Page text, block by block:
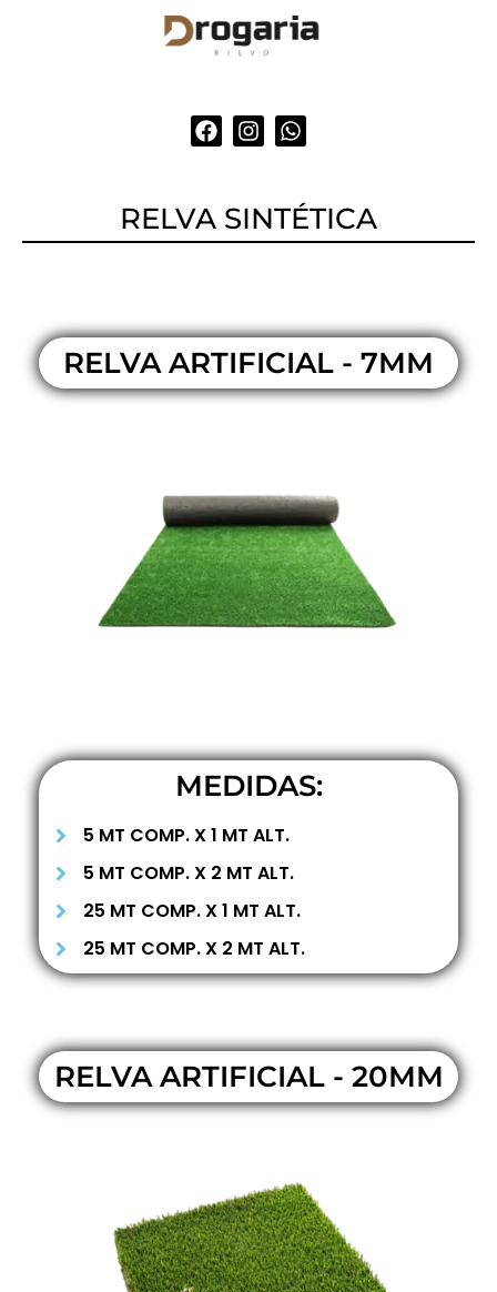
RELVA SINTÉTICA
RELVA ARTIFICIAL - 7MM
MEDIDAS:
5 MT COMP. X 1 MT ALT.
5 MT COMP. X 2 MT ALT.
25 MT COMP. X 1 MT ALT.
25 MT COMP. X 2 MT ALT.
RELVA ARTIFICIAL - 20MM